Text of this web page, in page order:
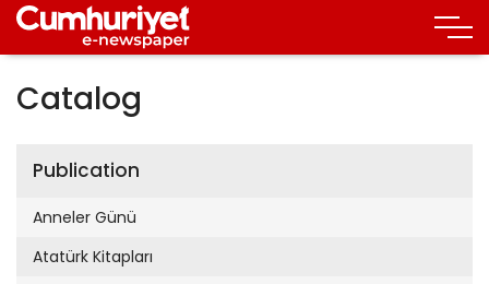
Catalog
Publication
Anneler Günü
Atatürk Kitapları